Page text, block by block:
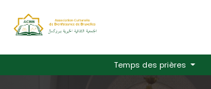
Temps des prières